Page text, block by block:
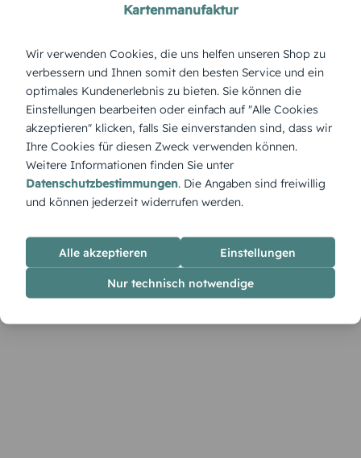
Produktbeschreibung
„Change the Date – Oliv Paar“ in dieser Variante bietet
natürliche Farben und eine feine, elegante Komposition. Eine
liebevolle Erinnerung an den neuen Termin – mit euren
Worten und Bildern direkt im Designer gestaltbar.
Kartenmanufaktur
Wir verwenden Cookies, die uns helfen unseren Shop zu
verbessern und Ihnen somit den besten Service und ein
optimales Kundenerlebnis zu bieten. Sie können die
Einstellungen bearbeiten oder einfach auf "Alle Cookies
akzeptieren" klicken, falls Sie einverstanden sind, dass wir
Ihre Cookies für diesen Zweck verwenden können.
Weitere Informationen finden Sie unter
Datenschutzbestimmungen. Die Angaben sind freiwillig
und können jederzeit widerrufen werden.
Alle akzeptieren Einstellungen
Nur technisch notwendige